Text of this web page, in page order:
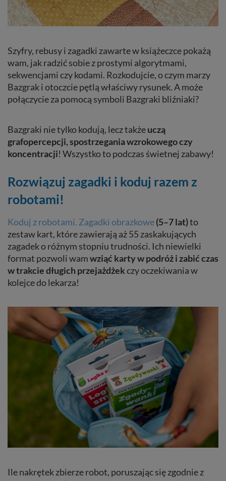
Szyfry, rebusy i zagadki zawarte w książeczce pokażą
wam, jak radzić sobie z prostymi algorytmami,
sekwencjami czy kodami. Rozkodujcie, o czym marzy
Bazgrak i otoczcie pętlą właściwy rysunek. A może
połączycie za pomocą symboli Bazgraki bliźniaki?
Bazgraki nie tylko kodują, lecz takżeuczą
grafopercepcji, spostrzegania wzrokowego czy
koncentracji! Wszystko to podczas świetnej zabawy!
Rozwiązuj zagadki i koduj razem z
robotami!
Koduj z robotami. Zagadki obrazkowe(5–7 lat)to
zestaw kart, które zawierają aż 55 zaskakujących
zagadek o różnym stopniu trudności. Ich niewielki
format pozwoli wamwziąć karty w podróż i zabić czas
w trakcie długich przejażdżekczy oczekiwania w
kolejce do lekarza!
Ile nakrętek zbierze robot, poruszając się zgodnie z